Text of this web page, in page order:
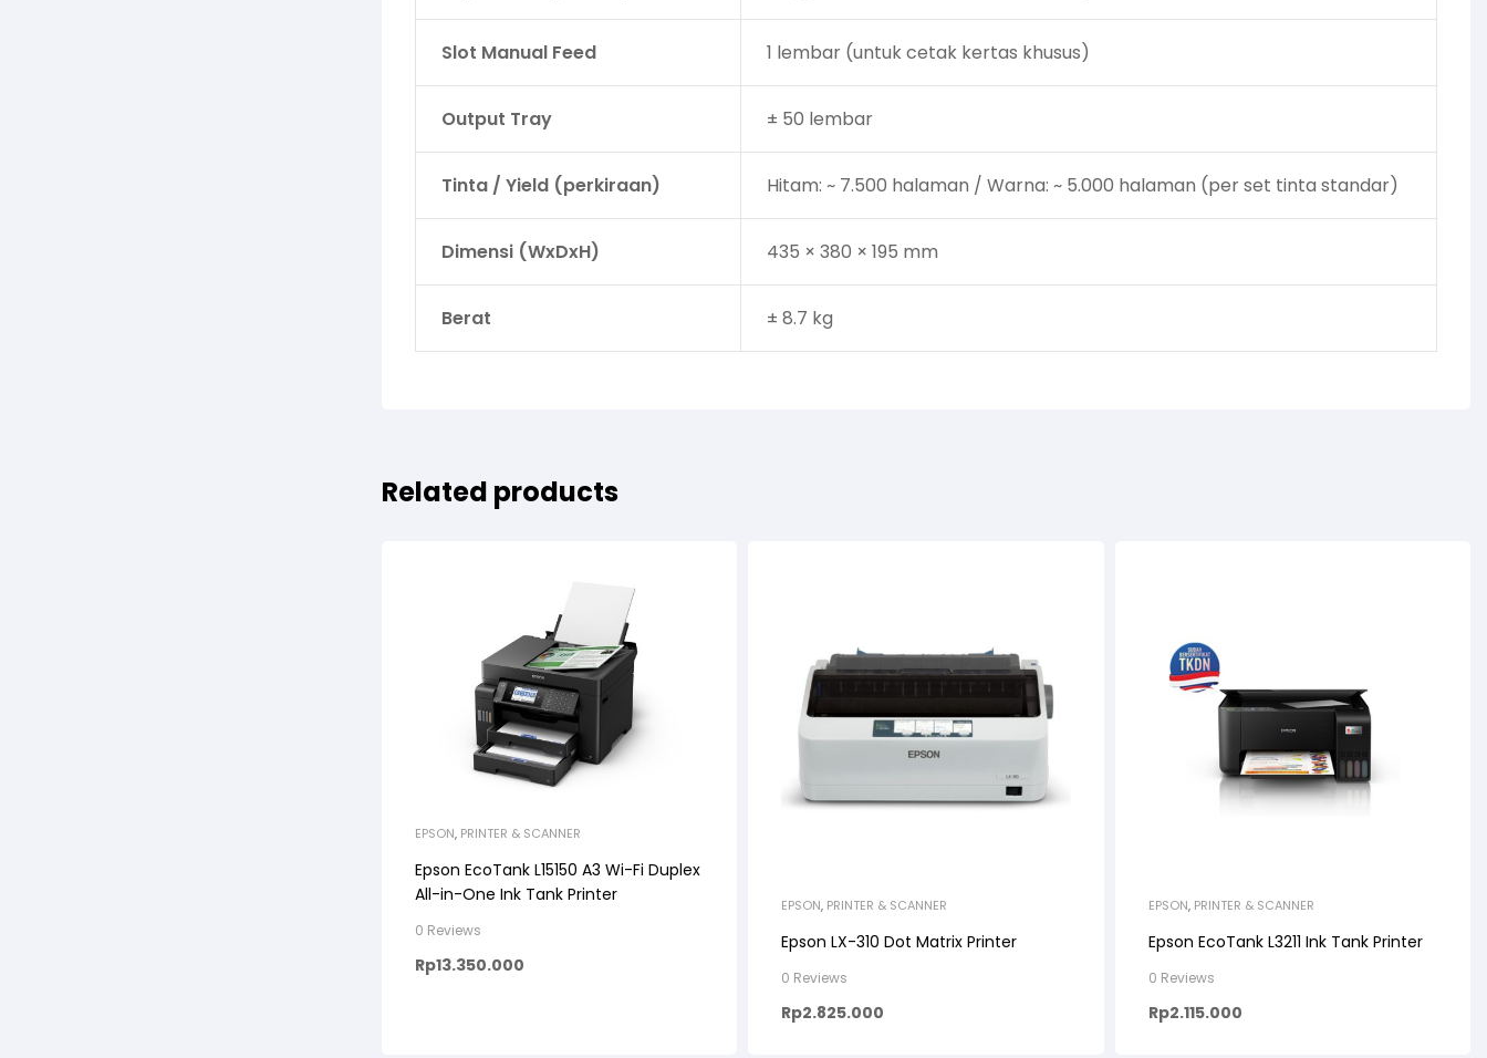
Slot Manual Feed 1 lembar (untuk cetak kertas khusus)
Output Tray ± 50 lembar
Tinta / Yield (perkiraan) Hitam: ~ 7.500 halaman / Warna: ~ 5.000 halaman (per set tinta standar)
Dimensi (WxDxH) 435 × 380 × 195 mm
Berat ± 8.7 kg
Related products
EPSON, PRINTER & SCANNER
Epson EcoTank L15150 A3 Wi-Fi Duplex
All-in-One Ink Tank Printer
0 Reviews
Rp13.350.000
EPSON, PRINTER & SCANNER
Epson LX-310 Dot Matrix Printer
0 Reviews
Rp2.825.000
EPSON, PRINTER & SCANNER
Epson EcoTank L3211 Ink Tank Printer
0 Reviews
Rp2.115.000